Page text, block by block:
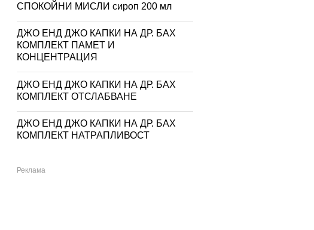
СПОКОЙНИ МИСЛИ сироп 200 мл
ДЖО ЕНД ДЖО КАПКИ НА ДР. БАХ
КОМПЛЕКТ ПАМЕТ И
КОНЦЕНТРАЦИЯ
ДЖО ЕНД ДЖО КАПКИ НА ДР. БАХ
КОМПЛЕКТ ОТСЛАБВАНЕ
ДЖО ЕНД ДЖО КАПКИ НА ДР. БАХ
КОМПЛЕКТ НАТРАПЛИВОСТ